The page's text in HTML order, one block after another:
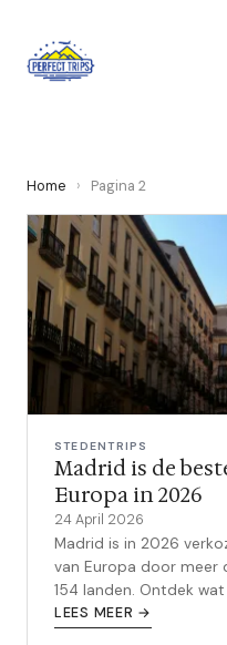
Home › Pagina 2
STEDENTRIPS
Madrid is de
Europa in 2026
24 April 2026
Madrid is in 2026
van Europa door meer
154 landen. Ontdek
bijzonder maakt.
LEES MEER →